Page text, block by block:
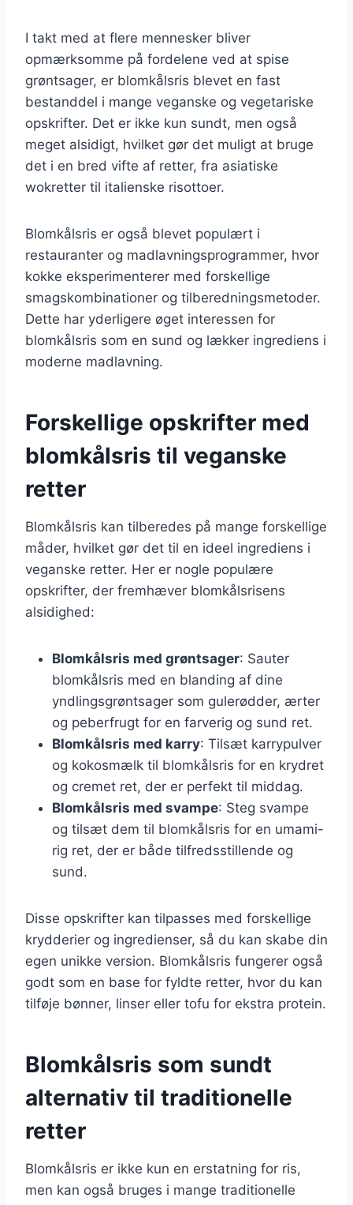
I takt med at flere mennesker bliver
opmærksomme på fordelene ved at spise
grøntsager, er blomkålsris blevet en fast
bestanddel i mange veganske og vegetariske
opskrifter. Det er ikke kun sundt, men også
meget alsidigt, hvilket gør det muligt at bruge
det i en bred vifte af retter, fra asiatiske
wokretter til italienske risottoer.
Blomkålsris er også blevet populært i
restauranter og madlavningsprogrammer, hvor
kokke eksperimenterer med forskellige
smagskombinationer og tilberedningsmetoder.
Dette har yderligere øget interessen for
blomkålsris som en sund og lækker ingrediens i
moderne madlavning.
Forskellige opskrifter med
blomkålsris til veganske
retter
Blomkålsris kan tilberedes på mange forskellige
måder, hvilket gør det til en ideel ingrediens i
veganske retter. Her er nogle populære
opskrifter, der fremhæver blomkålsrisens
alsidighed:
Blomkålsris med grøntsager: Sauter
blomkålsris med en blanding af dine
yndlingsgrøntsager som gulerødder, ærter
og peberfrugt for en farverig og sund ret.
Blomkålsris med karry: Tilsæt karrypulver
og kokosmælk til blomkålsris for en krydret
og cremet ret, der er perfekt til middag.
Blomkålsris med svampe: Steg svampe
og tilsæt dem til blomkålsris for en umami-
rig ret, der er både tilfredsstillende og
sund.
Disse opskrifter kan tilpasses med forskellige
krydderier og ingredienser, så du kan skabe din
egen unikke version. Blomkålsris fungerer også
godt som en base for fyldte retter, hvor du kan
tilføje bønner, linser eller tofu for ekstra protein.
Blomkålsris som sundt
alternativ til traditionelle
retter
Blomkålsris er ikke kun en erstatning for ris,
men kan også bruges i mange traditionelle